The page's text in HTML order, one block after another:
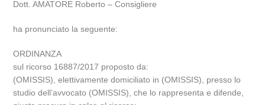
Dott. AMATORE Roberto – Consigliere
ha pronunciato la seguente:
ORDINANZA
sul ricorso 16887/2017 proposto da:
(OMISSIS), elettivamente domiciliato in (OMISSIS), presso lo
studio dell’avvocato (OMISSIS), che lo rappresenta e difende,